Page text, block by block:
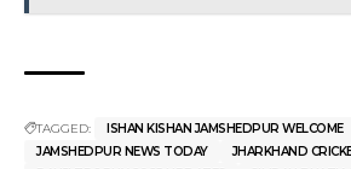
TAGGED: ISHAN KISHAN JAMSHEDPUR WELCOME
JAMSHEDPUR NEWS TODAY
JHARKHAND